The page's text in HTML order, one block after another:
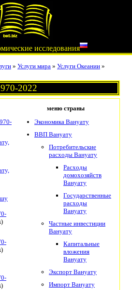
исследования
» Услуги мира » Услуги Океании »
2022
меню страны
Экономика Вануату
ВВП Вануату
Потребительские
расходы Вануату
Расходы
домохозяйств
Вануату
Государственные
расходы
Вануату
Частные инвестиции
Вануату
Капитальные
вложения
Вануату
Экспорт Вануату
Импорт Вануату